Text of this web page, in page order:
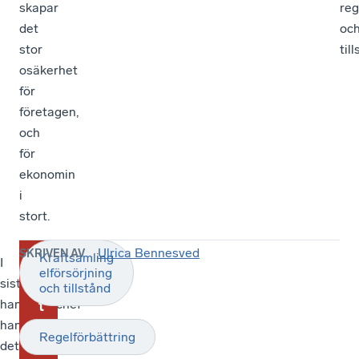
skapar
det
stor
osäkerhet
för
företagen,
och
för
ekonomin
i
stort.
I
sista
hand
handlar
det
Ulrica
Bennesved,
regionchef
Svenskt
Näringsliv
A
r
t
Kraftsamling
elförsörjning
och tillstånd
Regelförbättring
SKRIVEN AV Ulrica Bennesved